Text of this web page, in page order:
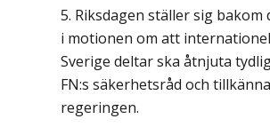
Riksdagen ställer sig bakom
i motionen om att
Sverige deltar ska åtnjuta
FN:s säkerhetsråd och
regeringen.